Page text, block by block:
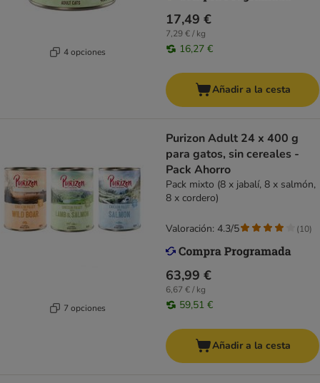
4 opciones
17,49 €
7,29 € / kg
16,27 €
Añadir a la cesta
7 opciones
Purizon Adult 24 x 400 g
para gatos, sin cereales -
Pack Ahorro
Pack mixto (8 x jabalí, 8 x salmón,
8 x cordero)
63,99 €
6,67 € / kg
59,51 €
Valoración: 4.3/5 (10)
Añadir a la cesta